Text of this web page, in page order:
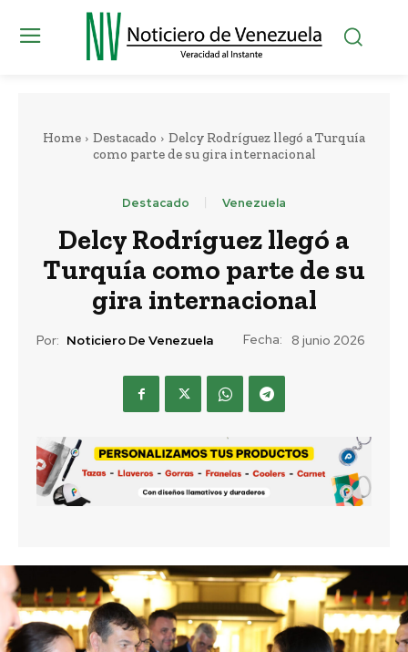
Home Destacado
Delcy Rodríguez llegó a Turquía
como parte de su gira internacional
Destacado Venezuela
Delcy Rodríguez llegó a
Turquía como parte de su
gira internacional
Por: Noticiero De Venezuela Fecha: 8 junio 2026